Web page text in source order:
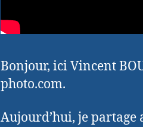
Bonjour, ici Vincent
photo.com.
Aujourd’hui, je partage